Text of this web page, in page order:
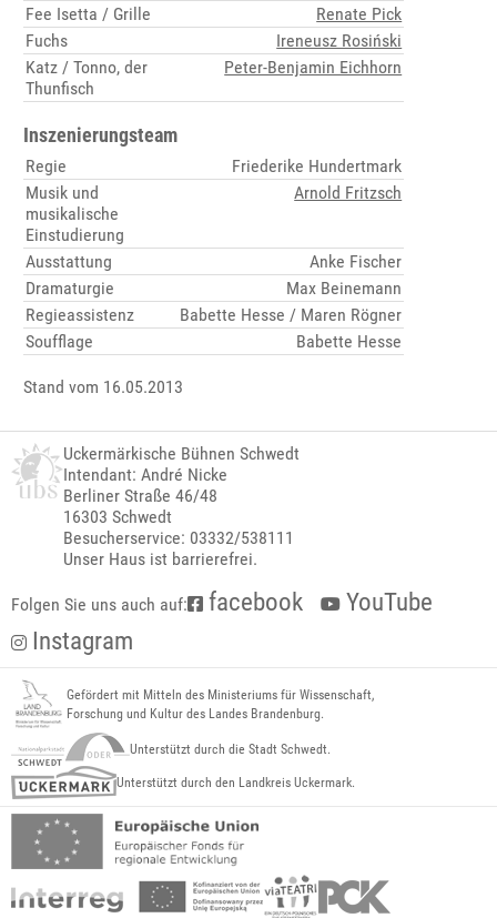
Fee Isetta / Grille
Renate Pick
Fuchs
Ireneusz Rosiński
Katz / Tonno, der
Thunfisch
Peter-Benjamin Eichhorn
Inszenierungsteam
Regie
Friederike Hundertmark
Musik und
musikalische
Einstudierung
Arnold Fritzsch
Ausstattung
Anke Fischer
Dramaturgie
Max Beinemann
Regieassistenz
Babette Hesse / Maren Rögner
Soufflage
Babette Hesse
Stand vom 16.05.2013
Uckermärkische Bühnen Schwedt
Intendant: André Nicke
Berliner Straße 46/48
16303 Schwedt
Besucherservice: 03332/538111
Unser Haus ist barrierefrei.
Folgen Sie uns auch auf: facebook
YouTube
Instagram
Gefördert mit Mitteln des Ministeriums für Wissenschaft,
Forschung und Kultur des Landes Brandenburg.
Unterstützt durch die Stadt Schwedt.
Unterstützt durch den Landkreis Uckermark.